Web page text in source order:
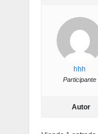
hhh
Participante
Autor